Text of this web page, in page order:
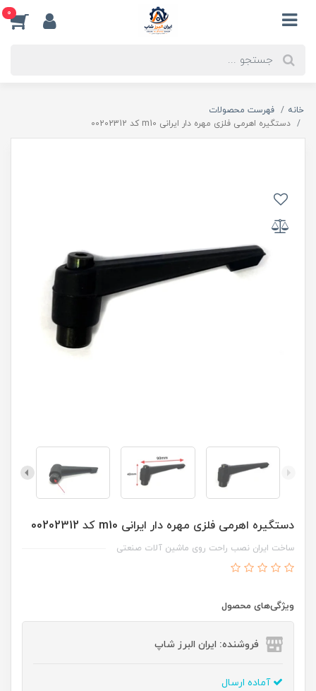
0
خانه
فهرست محصولات
دستگیره اهرمی فلزی مهره دار ایرانی m10 کد 00202312
دستگیره اهرمی فلزی مهره دار ایرانی m10 کد 00202312
ساخت ایران نصب راحت روی ماشین آلات صنعتی
ویژگی‌های محصول
فروشنده: ایران البرز شاپ
آماده ارسال